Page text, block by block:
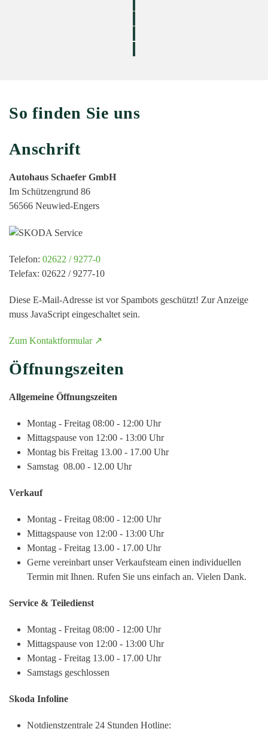
So finden Sie uns
Anschrift
Autohaus Schaefer GmbH
Im Schützengrund 86
56566 Neuwied-Engers
Telefon: 02622 / 9277-0
Telefax: 02622 / 9277-10
Diese E-Mail-Adresse ist vor Spambots geschützt! Zur Anzeige
muss JavaScript eingeschaltet sein.
Zum Kontaktformular ↗
Öffnungszeiten
Allgemeine Öffnungszeiten
Montag - Freitag 08:00 - 12:00 Uhr
Mittagspause von 12:00 - 13:00 Uhr
Montag bis Freitag 13.00 - 17.00 Uhr
Samstag 08.00 - 12.00 Uhr
Verkauf
Montag - Freitag 08:00 - 12:00 Uhr
Mittagspause von 12:00 - 13:00 Uhr
Montag - Freitag 13.00 - 17.00 Uhr
Gerne vereinbart unser Verkaufsteam einen individuellen
Termin mit Ihnen. Rufen Sie uns einfach an. Vielen Dank.
Service & Teiledienst
Montag - Freitag 08:00 - 12:00 Uhr
Mittagspause von 12:00 - 13:00 Uhr
Montag - Freitag 13.00 - 17.00 Uhr
Samstags geschlossen
Skoda Infoline
Notdienstzentrale 24 Stunden Hotline: